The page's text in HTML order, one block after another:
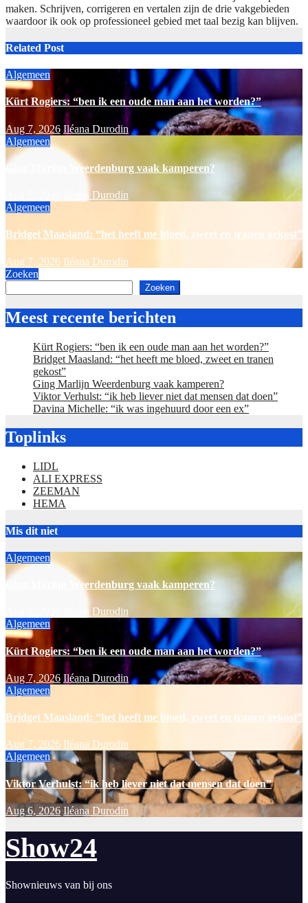
maken. Schrijven, corrigeren en vertalen zijn de drie vakgebieden
waardoor ik ook op professioneel gebied met taal bezig kan blijven.
Related Post
Algemeen
Kürt Rogiers: “ben ik een oude man aan het worden?”
Aug 7, 2026 Iléana Durodin
Algemeen
Ging Marlijn Weerdenburg vaak kamperen?
Iléana Durodin
Algemeen
Bridget Maasland: “het heeft me bloed, zweet en tranen gekost”
Aug 7, 2026 Iléana Durodin
Zoeken
Zoeken
Meest recente berichten
Kürt Rogiers: “ben ik een oude man aan het worden?”
Bridget Maasland: “het heeft me bloed, zweet en tranen
gekost”
Ging Marlijn Weerdenburg vaak kamperen?
Viktor Verhulst: “ik heb liever niet dat mensen dat doen”
Davina Michelle: “ik was ingehuurd door een ex”
Toplinks
LIDL
ALI EXPRESS
ZEEMAN
HEMA
Mis dit niet
Algemeen
Ging Marlijn Weerdenburg vaak kamperen?
Iléana Durodin
Algemeen
Kürt Rogiers: “ben ik een oude man aan het worden?”
Aug 7, 2026 Iléana Durodin
Algemeen
Bridget Maasland: “het heeft me bloed, zweet en tranen gekost”
Aug 7, 2026 Iléana Durodin
Algemeen
Viktor Verhulst: “ik heb liever niet dat mensen dat doen”
Aug 6, 2026 Iléana Durodin
Show24
Shownieuws van bij ons